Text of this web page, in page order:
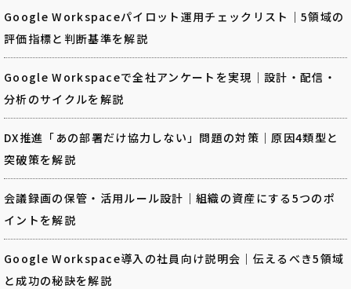
Google Workspaceパイロット運用チェックリスト｜5領域の
評価指標と判断基準を解説
Google Workspaceで全社アンケートを実現｜設計・配信・
分析のサイクルを解説
DX推進「あの部署だけ協力しない」問題の対策｜原因4類型と
突破策を解説
会議録画の保管・活用ルール設計｜組織の資産にする5つのポ
イントを解説
Google Workspace導入の社員向け説明会｜伝えるべき5領域
と成功の秘訣を解説